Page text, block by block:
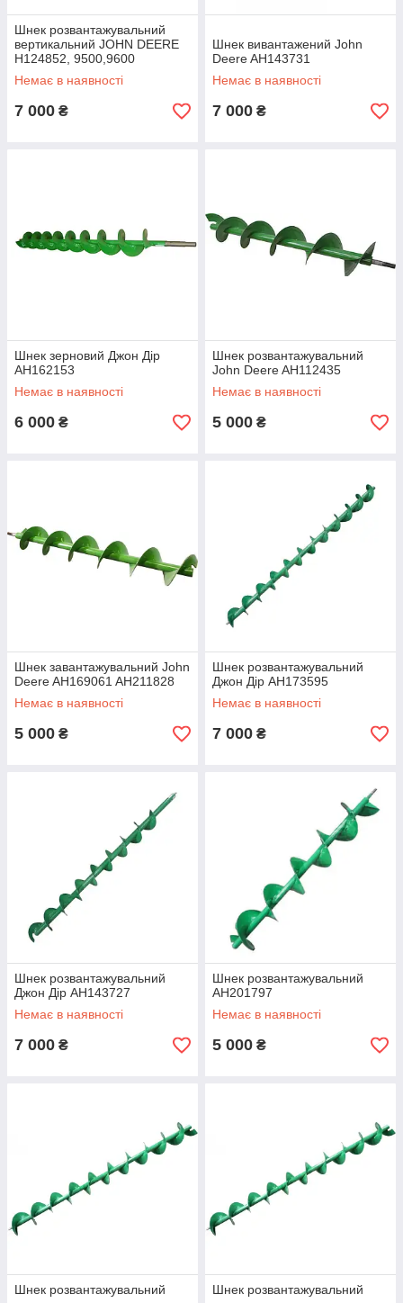
Шнек розвантажувальний
вертикальний JOHN DEERE
H124852, 9500,9600
Немає в наявності
7 000 ₴
Шнек вивантажений John
Deere AH143731
Немає в наявності
7 000 ₴
Шнек зерновий Джон Дір
AH162153
Немає в наявності
6 000 ₴
Шнек розвантажувальний
John Deere AH112435
Немає в наявності
5 000 ₴
Шнек завантажувальний John
Deere AH169061 AH211828
Немає в наявності
5 000 ₴
Шнек розвантажувальний
Джон Дір AH173595
Немає в наявності
7 000 ₴
Шнек розвантажувальний
Джон Дір AH143727
Немає в наявності
7 000 ₴
Шнек розвантажувальний
AH201797
Немає в наявності
5 000 ₴
Шнек розвантажувальний Шнек розвантажувальний